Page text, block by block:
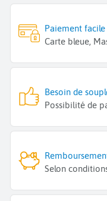
Paiement facile
Carte bleue,
Besoin de
Possibilité de
Selon